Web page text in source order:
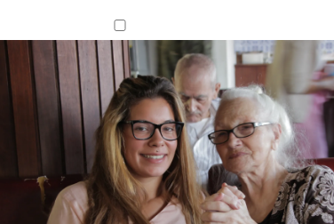
navegador para a próxima vez que eu comentar.
adicionais por email.
por email.